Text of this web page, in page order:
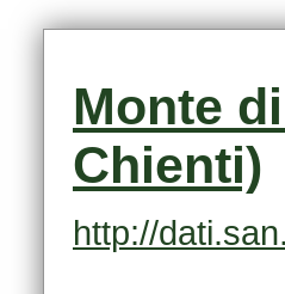
Chienti)
http://